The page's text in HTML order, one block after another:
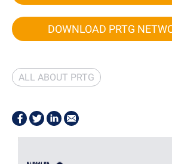
DOWNLOAD PRTG
ALL ABOUT PRTG